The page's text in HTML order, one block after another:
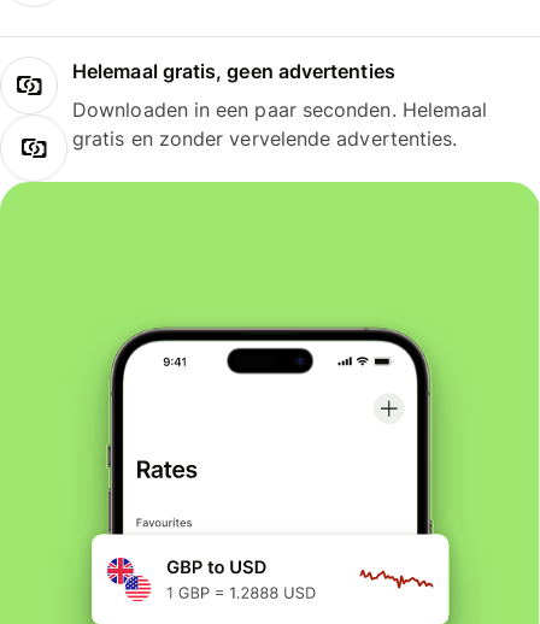
Helemaal gratis, geen advertenties
Downloaden in een paar seconden. Helemaal
gratis en zonder vervelende advertenties.